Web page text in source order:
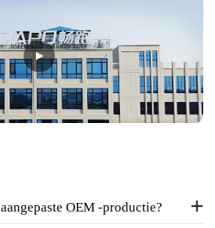
OEM -productie?